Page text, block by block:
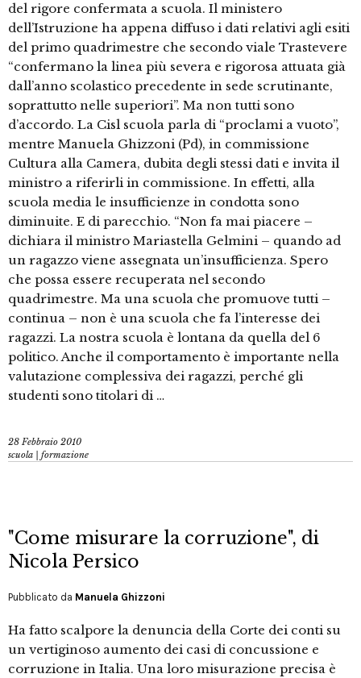
del rigore confermata a scuola. Il ministero
dell’Istruzione ha appena diffuso i dati relativi agli esiti
del primo quadrimestre che secondo viale Trastevere
“confermano la linea più severa e rigorosa attuata già
dall’anno scolastico precedente in sede scrutinante,
soprattutto nelle superiori”. Ma non tutti sono
d’accordo. La Cisl scuola parla di “proclami a vuoto”,
mentre Manuela Ghizzoni (Pd), in commissione
Cultura alla Camera, dubita degli stessi dati e invita il
ministro a riferirli in commissione. In effetti, alla
scuola media le insufficienze in condotta sono
diminuite. E di parecchio. “Non fa mai piacere –
dichiara il ministro Mariastella Gelmini – quando ad
un ragazzo viene assegnata un’insufficienza. Spero
che possa essere recuperata nel secondo
quadrimestre. Ma una scuola che promuove tutti –
continua – non è una scuola che fa l’interesse dei
ragazzi. La nostra scuola è lontana da quella del 6
politico. Anche il comportamento è importante nella
valutazione complessiva dei ragazzi, perché gli
studenti sono titolari di …
28 Febbraio 2010
scuola | formazione
"Come misurare la corruzione", di
Nicola Persico
Pubblicato da Manuela Ghizzoni
Ha fatto scalpore la denuncia della Corte dei conti su
un vertiginoso aumento dei casi di concussione e
corruzione in Italia. Una loro misurazione precisa è